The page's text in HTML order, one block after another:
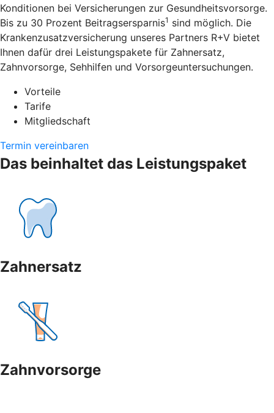
Konditionen bei Versicherungen zur Gesundheitsvorsorge.
Bis zu 30 Prozent Beitragsersparnis1 sind möglich. Die
Krankenzusatzversicherung unseres Partners R+V bietet
Ihnen dafür drei Leistungspakete für Zahnersatz,
Zahnvorsorge, Sehhilfen und Vorsorgeuntersuchungen.
Vorteile
Tarife
Mitgliedschaft
Termin vereinbaren
Das beinhaltet das Leistungspaket
Zahnersatz
Zahnvorsorge